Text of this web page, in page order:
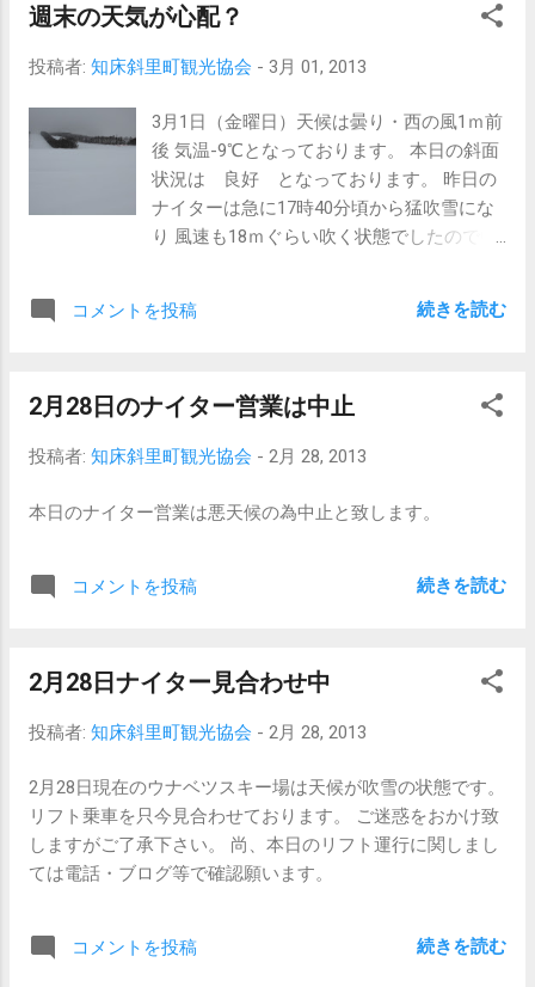
（日曜日）は今季最終の級別テストが行な
うスケジュールになっております。 それ
季の活動最終日 でもあります。 今の所は午
前中は天気が良い予報ですが、昼頃から崩
れて来る様な 感じです。 このまま持ってく
れれば良いのですが。 尚、明日は根室スキ
ー少年団と根室高校山岳部の皆さんが来場
す。 お手持ちの荷物等に関しましては各自
い。 皆様方のご理解・ご
協力宜しくお願い致します。 明日も大荒
れですので、来場される際には天気情報
場
週末の天気が心配？
投稿者: 知床斜里町観光協会 - 3月 01, 2013
3月1日（金曜日）天候は曇り・西の風1ｍ前
後 気温-9℃となっております。 本日の斜面
状況は 良好 となっております。 昨日の
ナイターは急に17時40分頃から猛吹雪にな
り 風速も18ｍぐらい吹く状態でしたので中
ます。（荒れてほしくないんですが）
のウナベツスキー場 明日2日は斜里スキー
です。 （13時30分～15時30分） 只、明日
が。
コメントを投稿 続きを読む
2月28日のナイター営業は中止
投稿者: 知床斜里町観光協会 - 2月 28, 2013
本日のナイター営業は悪天候の為中止と致します。
コメントを投稿 続きを読む
2月28日ナイター見合わせ中
投稿者: 知床斜里町観光協会 - 2月 28, 2013
2月28日現在のウナベツスキー場は天候が吹雪の状態です。
リフト乗車を只今見合わせております。 ご迷惑をおかけ致
しますがご了承下さい。 尚、本日のリフト運行に関しまし
ては電話・ブログ等で確認願います。
コメントを投稿 続きを読む